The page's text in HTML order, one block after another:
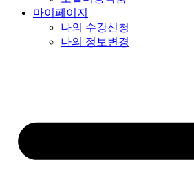
마이페이지
나의 수강신청
나의 정보변경